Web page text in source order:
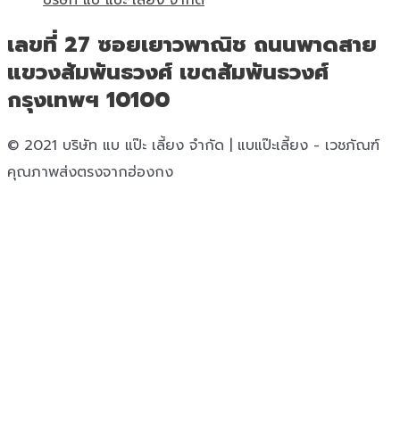
เลขที่ 27 ซอยเยาวพาณิช ถนนพาดสาย
แขวงสัมพันธวงศ์ เขตสัมพันธวงศ์
กรุงเทพฯ 10100
© 2021 บริษัท แบ แป๊ะ เลี้ยง จำกัด | แบแป๊ะเลี้ยง - เวชภัณฑ์
คุณภาพส่งตรงจากฮ่องกง